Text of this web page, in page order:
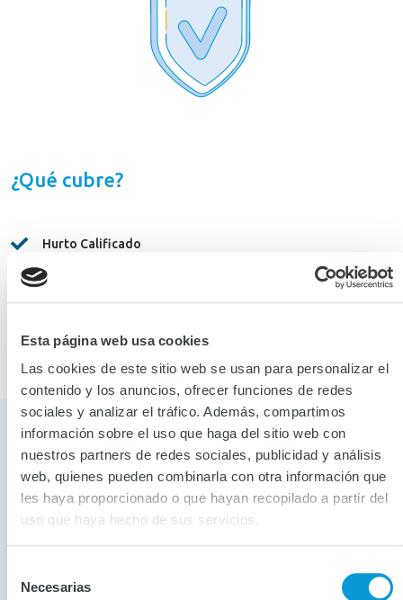
Esta página web usa cookies
Las cookies de este sitio web se usan para personalizar el
contenido y los anuncios, ofrecer funciones de redes
sociales y analizar el tráfico. Además, compartimos
información sobre el uso que haga del sitio web con
nuestros partners de redes sociales, publicidad y análisis
web, quienes pueden combinarla con otra información que
les haya proporcionado o que hayan recopilado a partir del
uso que haya hecho de sus servicios.
Necesarias
¿Qué cubre?
Hurto Calificado
Daño Total Accidental
Beneficios
Beneficio 1